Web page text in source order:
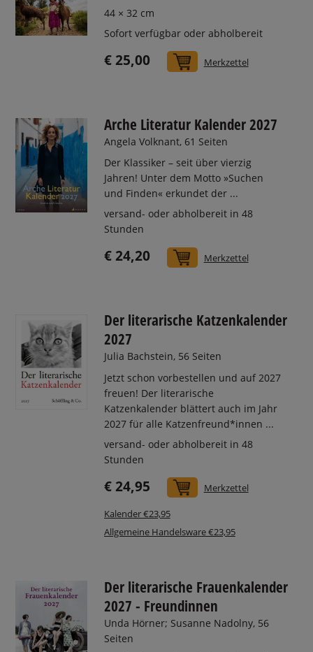
44 × 32 cm
Sofort verfügbar oder abholbereit
€ 25,00 In den Warenkorb
Merkzettel
Arche Literatur Kalender 2027
Angela Volknant, 61 Seiten
Der Klassiker – seit über vierzig
Jahren! Unter dem Motto »Suchen
und Finden« erkundet der ...
versand- oder abholbereit in 48
Stunden
€ 24,20 In den Warenkorb
Merkzettel
Der literarische Katzenkalender
2027
Julia Bachstein, 56 Seiten
Jetzt schon vorbestellen und auf 2027
freuen! Der literarische
Katzenkalender blättert auch im Jahr
2027 für alle Katzenfreund*innen ...
versand- oder abholbereit in 48
Stunden
€ 24,95 In den Warenkorb
Merkzettel
Kalender €23,95
Allgemeine Handelsware €23,95
Der literarische Frauenkalender
2027 - Freundinnen
Unda Hörner; Susanne Nadolny, 56
Seiten